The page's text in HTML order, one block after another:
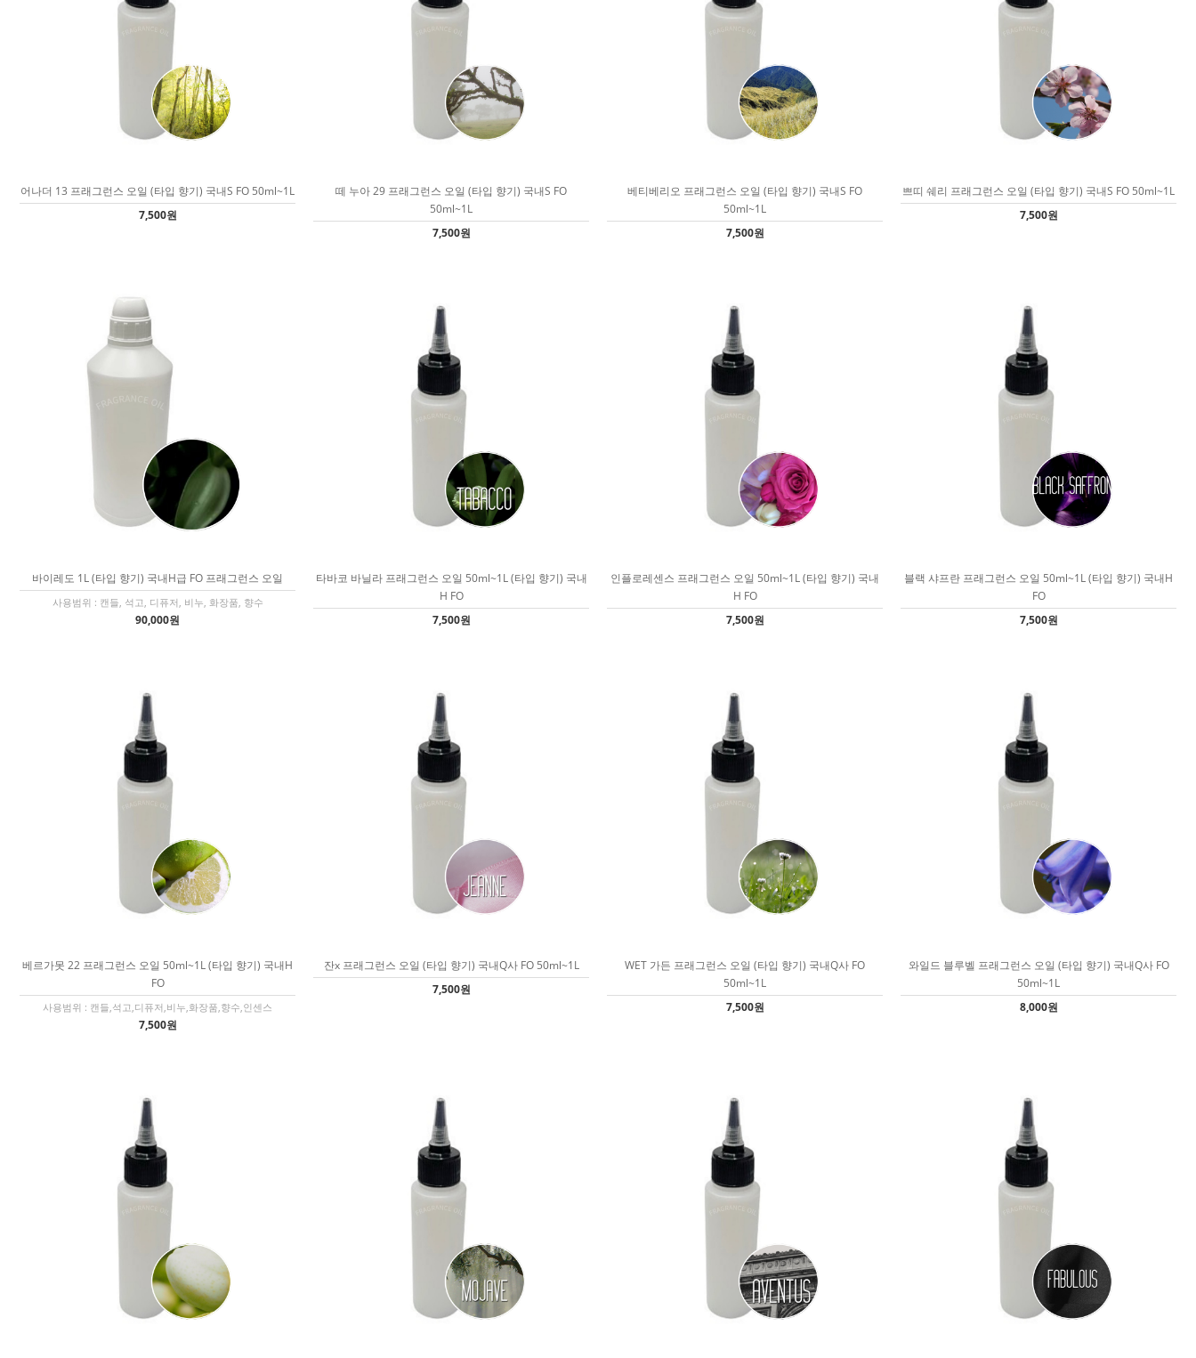
어나더 13 프래그런스 오일 (타입 향기) 국내S FO 50ml~1L
7,500원
떼 누아 29 프래그런스 오일 (타입 향기) 국내S FO
50ml~1L
7,500원
베티베리오 프래그런스 오일 (타입 향기) 국내S FO
50ml~1L
7,500원
쁘띠 쉐리 프래그런스 오일 (타입 향기) 국내S FO 50ml~1L
7,500원
바이레도 1L (타입 향기) 국내H급 FO 프래그런스 오일
사용범위 : 캔들, 석고, 디퓨저, 비누, 화장품, 향수
90,000원
타바코 바닐라 프래그런스 오일 50ml~1L (타입 향기) 국내
H FO
7,500원
인플로레센스 프래그런스 오일 50ml~1L (타입 향기) 국내
H FO
7,500원
블랙 샤프란 프래그런스 오일 50ml~1L (타입 향기) 국내H
FO
7,500원
베르가못 22 프래그런스 오일 50ml~1L (타입 향기) 국내H
FO
사용범위 : 캔들,석고,디퓨저,비누,화장품,향수,인센스
7,500원
잔x 프래그런스 오일 (타입 향기) 국내Q사 FO 50ml~1L
7,500원
WET 가든 프래그런스 오일 (타입 향기) 국내Q사 FO
50ml~1L
7,500원
와일드 블루벨 프래그런스 오일 (타입 향기) 국내Q사 FO
50ml~1L
8,000원